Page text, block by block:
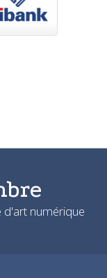
d'art numérique